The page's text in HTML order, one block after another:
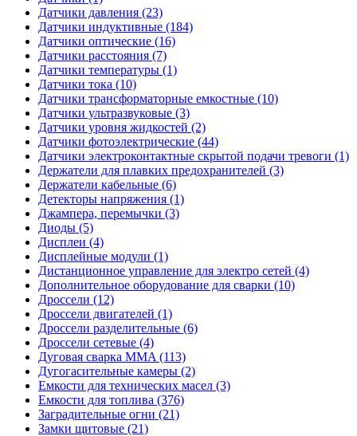
Датчики давления (23)
Датчики индуктивные (184)
Датчики оптические (16)
Датчики расстояния (7)
Датчики температуры (1)
Датчики тока (10)
Датчики трансформаторные емкостные (10)
Датчики ультразвуковые (3)
Датчики уровня жидкостей (2)
Датчики фотоэлектрические (44)
Датчики электроконтактные скрытой подачи тревоги (1)
Держатели для плавких предохранителей (3)
Держатели кабельные (6)
Детекторы напряжения (1)
Джампера, перемычки (3)
Диоды (5)
Дисплеи (4)
Дисплейные модули (1)
Дистанционное управление для электро сетей (4)
Дополнительное оборудование для сварки (10)
Дроссели (12)
Дроссели двигателей (1)
Дроссели разделительные (6)
Дроссели сетевые (4)
Дуговая сварка MMA (113)
Дугогасительные камеры (2)
Емкости для технических масел (3)
Емкости для топлива (376)
Заградительные огни (21)
Замки щитовые (21)